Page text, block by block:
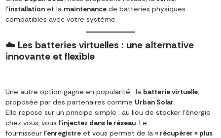
l’installationet la maintenancede batteries physiques
compatibles avec votre système.
☁️ Les batteries virtuelles : une alternative
innovante et flexible
Une autre option gagne en popularité : la batterie virtuelle,
proposée par des partenaires comme Urban Solar.
Elle repose sur un principe simple : au lieu de stocker l’énergie
chez vous, vous l’injectez dans le réseau. Le
fournisseur l’enregistreet vous permet de la « récupérer » plus